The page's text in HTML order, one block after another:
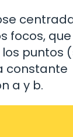
focos,
puntos
constante
a y b.